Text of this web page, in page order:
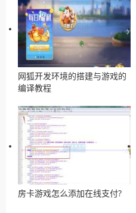
网狐开发环境的搭建与游戏的
编译教程
房卡游戏怎么添加在线支付?